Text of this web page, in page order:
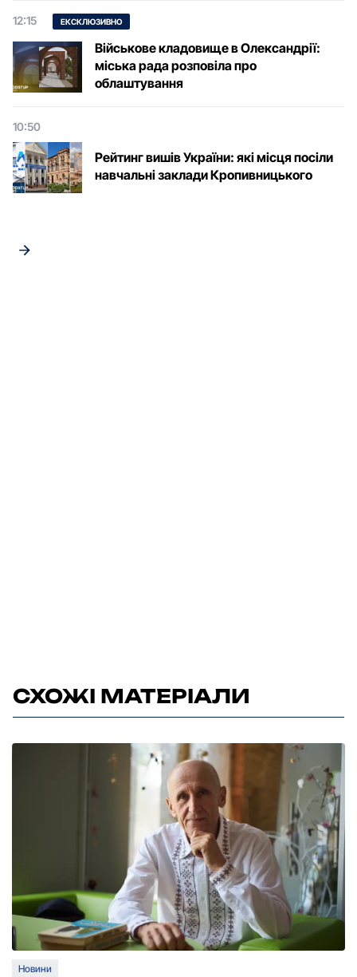
12:15 ЕКСКЛЮЗИВНО
Військове кладовище в Олександрії:
міська рада розповіла про
облаштування
10:50
Рейтинг вишів України: які місця посіли
навчальні заклади Кропивницького
СХОЖІ МАТЕРІАЛИ
Новини